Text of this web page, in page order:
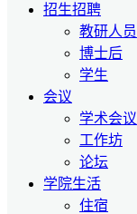
招生招聘
教研人员
博士后
学生
会议
学术会议
工作坊
论坛
学院生活
住宿